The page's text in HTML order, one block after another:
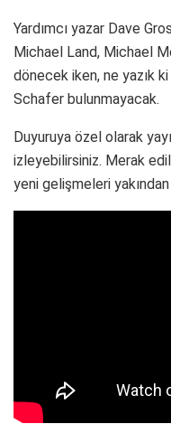
Yardımcı yazar Dave
Michael Land, Michael
dönecek iken, ne yazık
Schafer bulunmayacak.
Duyuruya özel olarak
izleyebilirsiniz. Merak
yeni gelişmeleri